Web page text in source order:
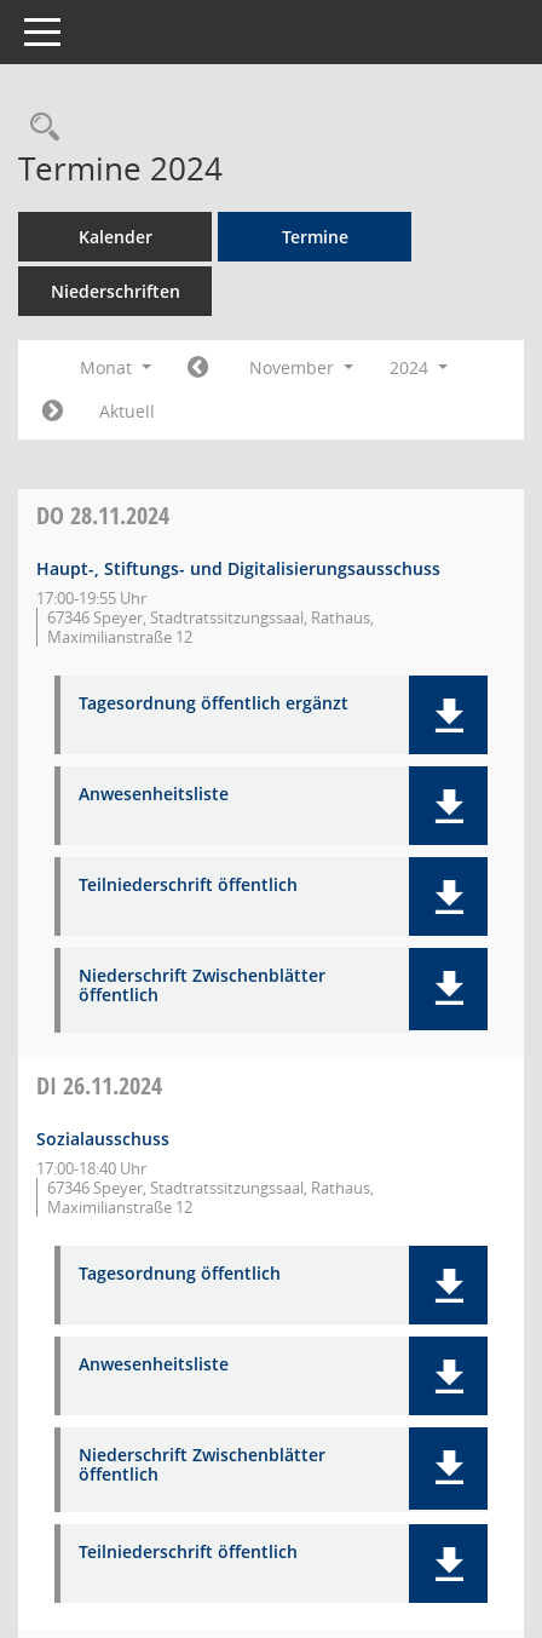
Toggle navigation
Rechercheauswahl
Termine 2024
Kalender Termine
Niederschriften
Monat November
2024
Aktuell
DO 28.11.2024
Haupt-, Stiftungs- und Digitalisierungsausschuss
17:00-19:55 Uhr
67346 Speyer, Stadtratssitzungssaal, Rathaus,
Maximilianstraße 12
Tagesordnung öffentlich ergänzt
Anwesenheitsliste
Teilniederschrift öffentlich
Niederschrift Zwischenblätter
öffentlich
DI 26.11.2024
Sozialausschuss
17:00-18:40 Uhr
67346 Speyer, Stadtratssitzungssaal, Rathaus,
Maximilianstraße 12
Tagesordnung öffentlich
Anwesenheitsliste
Niederschrift Zwischenblätter
öffentlich
Teilniederschrift öffentlich